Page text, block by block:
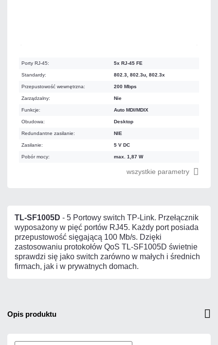
Porty RJ-45: 5x RJ-45 FE
Standardy: 802.3, 802.3u, 802.3x
Przepustowość wewnętrzna: 200 Mbps
Zarządzalny: Nie
Funkcje: Auto MDI/MDIX
Obudowa: Desktop
Redundantne zasilanie: NIE
Zasilanie: 5 V DC
Pobór mocy: max. 1,87 W
wszystkie parametry
TL-SF1005D - 5 Portowy switch TP-Link. Przełącznik
wyposażony w pięć portów RJ45. Każdy port posiada
przepustowość sięgającą 100 Mb/s. Dzięki
zastosowaniu protokołów QoS TL-SF1005D świetnie
sprawdzi się jako switch zarówno w małych i średnich
firmach, jak i w prywatnych domach.
opis produktu